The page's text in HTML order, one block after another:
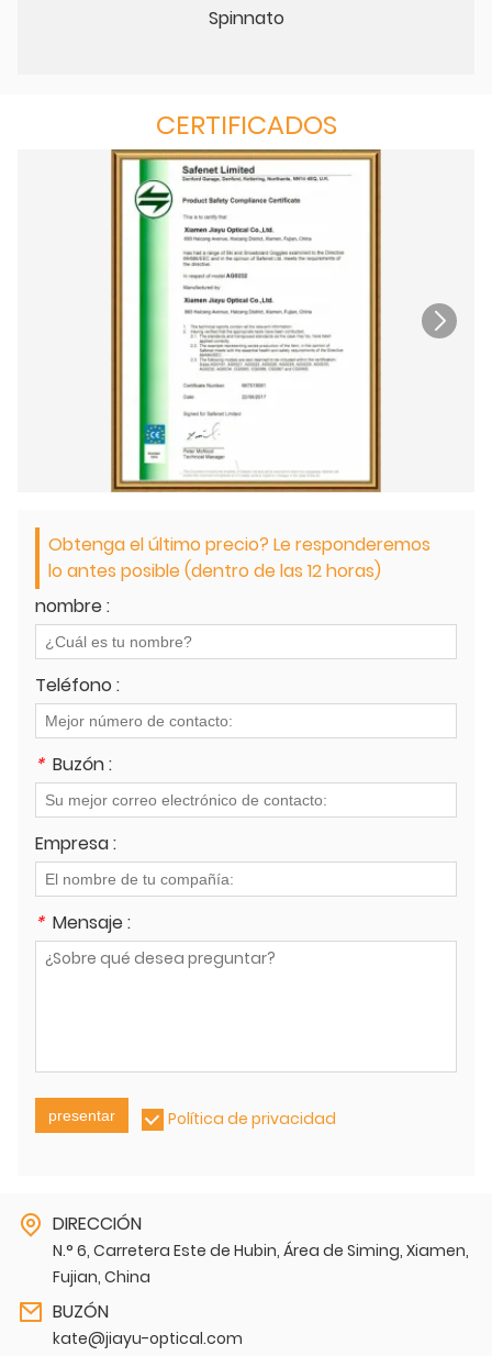
Spinnato
CERTIFICADOS
Obtenga el último precio? Le responderemos
lo antes posible (dentro de las 12 horas)
nombre :
Teléfono :
* Buzón :
Empresa :
* Mensaje :
presentar Política de privacidad
DIRECCIÓN
N.° 6, Carretera Este de Hubin, Área de Siming, Xiamen,
Fujian, China
BUZÓN
kate@jiayu-optical.com